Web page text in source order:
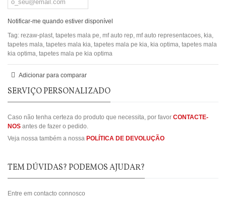
Notificar-me quando estiver disponível
Tag: rezaw-plast, tapetes mala pe, mf auto rep, mf auto representacoes, kia,
tapetes mala, tapetes mala kia, tapetes mala pe kia, kia optima, tapetes mala
kia optima, tapetes mala pe kia optima
Adicionar para comparar
SERVIÇO PERSONALIZADO
Caso não tenha certeza do produto que necessita, por favor CONTACTE-
NOS antes de fazer o pedido.
Veja nossa também a nossa POLÍTICA DE DEVOLUÇÃO
TEM DÚVIDAS? PODEMOS AJUDAR?
Entre em contacto connosco